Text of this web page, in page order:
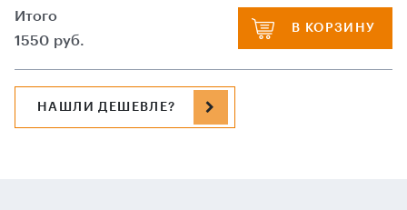
Итого
1550 руб.
В КОРЗИНУ
НАШЛИ ДЕШЕВЛЕ?